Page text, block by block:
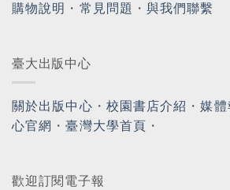
購物說明 ・ 常見問題 ・與我們聯繫
臺大出版中心
關於出版中心 ・ 校園書店介紹 ・媒體
心官網 ・臺灣大學首頁 ・
歡迎訂閱電子報